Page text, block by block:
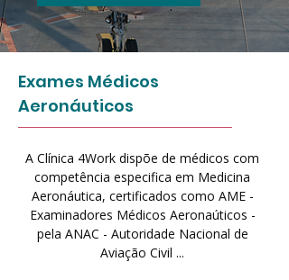
Exames Médicos
Aeronáuticos
A Clínica 4Work dispõe de médicos com
competência especifica em Medicina
Aeronáutica, certificados como AME -
Examinadores Médicos Aeronaúticos -
pela ANAC - Autoridade Nacional de
Aviação Civil ...